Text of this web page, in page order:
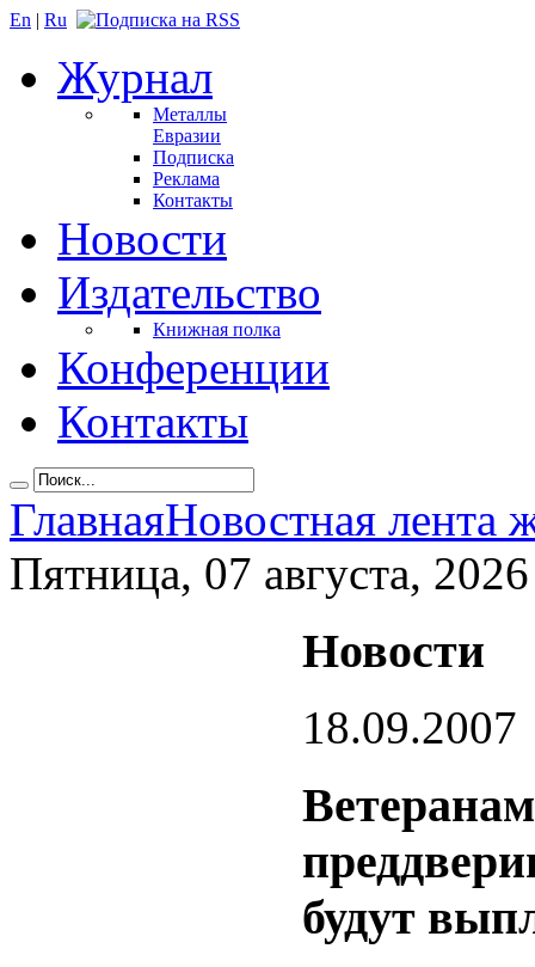
En | Ru
Журнал
Металлы
Евразии
Подписка
Реклама
Контакты
Новости
Издательство
Книжная полка
Конференции
Контакты
ГлавнаяНовостная лента
Пятница, 07 августа, 2026
Новости
18.09.2007
будут